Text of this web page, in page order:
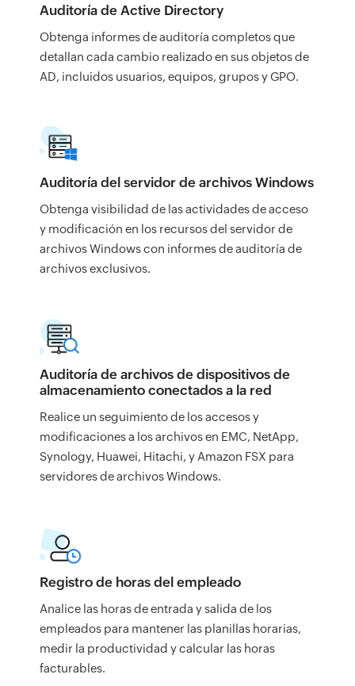
Auditoría de Active Directory
Obtenga informes de auditoría completos que
detallan cada cambio realizado en sus objetos de
AD, incluidos usuarios, equipos, grupos y GPO.
Auditoría del servidor de archivos Windows
Obtenga visibilidad de las actividades de acceso
y modificación en los recursos del servidor de
archivos Windows con informes de auditoría de
archivos exclusivos.
Auditoría de archivos de dispositivos de
almacenamiento conectados a la red
Realice un seguimiento de los accesos y
modificaciones a los archivos en EMC, NetApp,
Synology, Huawei, Hitachi, y Amazon FSX para
servidores de archivos Windows.
Registro de horas del empleado
Analice las horas de entrada y salida de los
empleados para mantener las planillas horarias,
medir la productividad y calcular las horas
facturables.